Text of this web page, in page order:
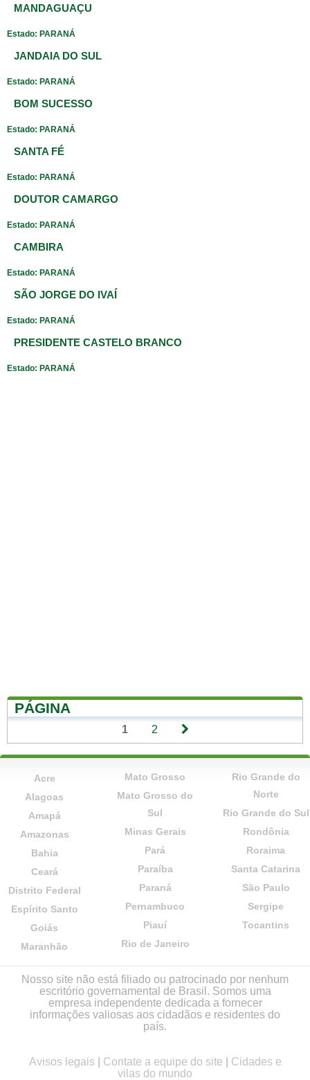
MANDAGUAÇU
Estado: PARANÁ
JANDAIA DO SUL
Estado: PARANÁ
BOM SUCESSO
Estado: PARANÁ
SANTA FÉ
Estado: PARANÁ
DOUTOR CAMARGO
Estado: PARANÁ
CAMBIRA
Estado: PARANÁ
SÃO JORGE DO IVAÍ
Estado: PARANÁ
PRESIDENTE CASTELO BRANCO
Estado: PARANÁ
PÁGINA
1 2
Acre
Alagoas
Amapá
Amazonas
Bahia
Ceará
Distrito Federal
Espírito Santo
Goiás
Maranhão
Mato Grosso
Mato Grosso do
Sul
Minas Gerais
Pará
Paraíba
Paraná
Pernambuco
Piauí
Rio de Janeiro
Rio Grande do
Norte
Rio Grande do Sul
Rondônia
Roraima
Santa Catarina
São Paulo
Sergipe
Tocantins
Nosso site não está filiado ou patrocinado por nenhum
escritório governamental de Brasil. Somos uma
empresa independente dedicada a fornecer
informações valiosas aos cidadãos e residentes do
país.
Avisos legais Contate a equipe do site
Cidades e
vilas do mundo